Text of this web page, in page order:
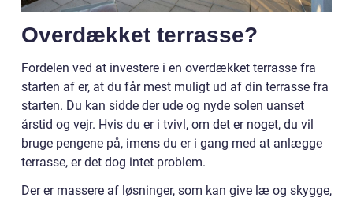
Overdækket terrasse?
Fordelen ved at investere i en overdækket terrasse fra
starten af er, at du får mest muligt ud af din terrasse fra
starten. Du kan sidde der ude og nyde solen uanset
årstid og vejr. Hvis du er i tvivl, om det er noget, du vil
bruge pengene på, imens du er i gang med at anlægge
terrasse, er det dog intet problem.
Der er massere af løsninger, som kan give læ og skygge,